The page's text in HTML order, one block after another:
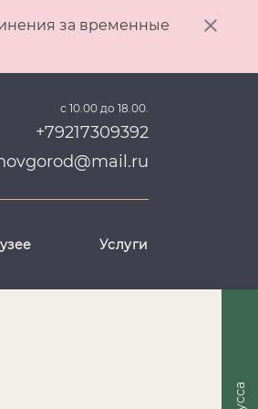
за временные
с 10.00 до 18.00.
+79217309392
Услуги